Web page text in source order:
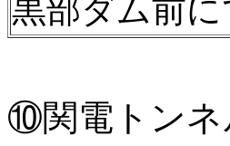
黒部ダム前に
⑩関電トンネ